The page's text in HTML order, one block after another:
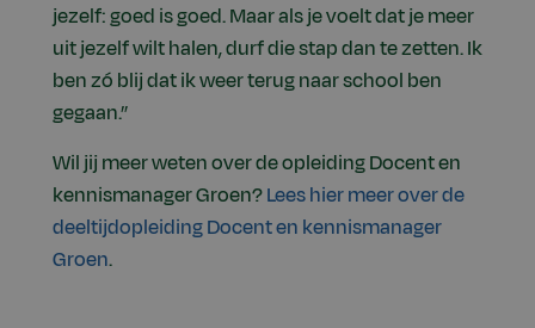
jezelf: goed is goed. Maar als je voelt dat je meer
uit jezelf wilt halen, durf die stap dan te zetten. Ik
ben zó blij dat ik weer terug naar school ben
gegaan.”
Wil jij meer weten over de opleiding Docent en
kennismanager Groen?Lees hier meer over de
deeltijdopleiding Docent en kennismanager
Groen.